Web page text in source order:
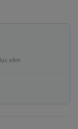
sớm